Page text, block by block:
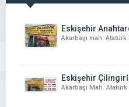
Eskişehir
Akarbaşı mah. Atatürk
Eskişehir
Akarbaşı Mah. Atatürk